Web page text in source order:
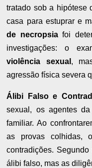
tratado sob a hipótese
casa para estuprar e
de necropsiafoi
investigações: o
violência sexual ,
agressão física severa
Álibi Falso e
sexual, os agentes
familiar. Ao
as provas colhidas,
contradições.
álibi falso, mas as